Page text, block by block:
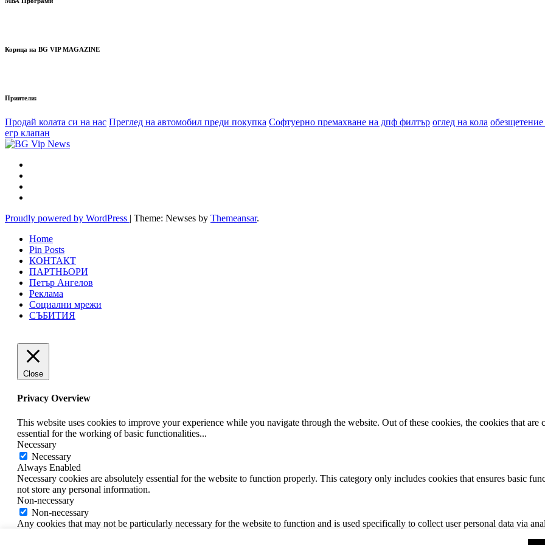
Корица на BG VIP MAGAZINE
Приятели:
Продай колата си на нас Преглед на автомобил преди покупка Софтуерно премахване на дпф филтър оглед на кола
егр клапан
Proudly powered by WordPress | Theme: Newses by Themeansar.
Home
Pin Posts
КОНТАКТ
ПАРТНЬОРИ
Петър Ангелов
Реклама
Социални мрежи
СЪБИТИЯ
Close
Privacy Overview
This website uses cookies to improve your experience while you navigate through the website. Out of these cookies, the cookies that are
essential for the working of basic functionalities...
Necessary
Necessary
Always Enabled
Necessary cookies are absolutely essential for the website to function properly. This category only includes cookies that ensures basic
not store any personal information.
Non-necessary
Non-necessary
Any cookies that may not be particularly necessary for the website to function and is used specifically to collect user personal data via